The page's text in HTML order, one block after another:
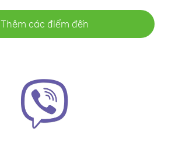
Thêm các điểm đến